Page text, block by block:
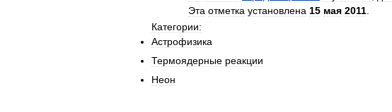
Эта отметка установлена 15 мая 2011
Категории:
Астрофизика
Термоядерные реакции
Неон